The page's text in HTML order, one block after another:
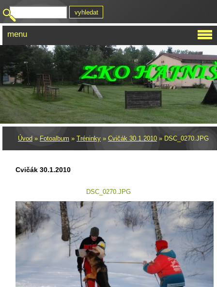
Úvod » Fotoalbum » Tréninky » Cvičák 30.1.2010 » DSC_0270.JPG
Cvičák 30.1.2010
DSC_0270.JPG
menu